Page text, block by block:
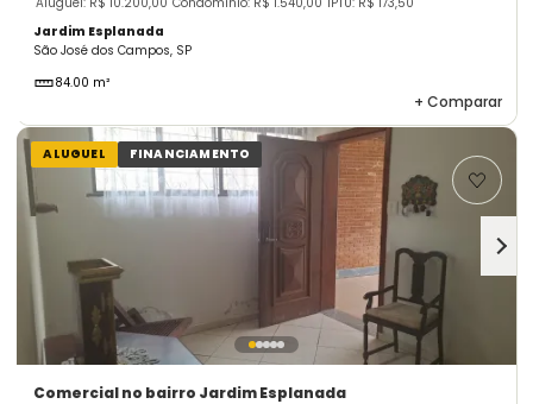
Jardim Esplanada
São José dos Campos, SP
84.00 m²
+ Comparar
ALUGUEL FINANCIAMENTO
Comercialno bairro Jardim Esplanada